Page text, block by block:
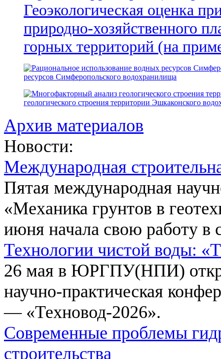
Геоэкологическая оценка
природно-хозяйственного
горных территорий (на
ресурсов Симферопольского водохранилища
геологического строения территории Эшкаконского
Архив материалов
Новости:
Международная
Пятая международная
«Механика грунтов в
июня начала свою работу в
Технологии чистой воды:
26 мая в ЮРГПУ(НПИ)
научно-практическая
— «Техновод-2026».
Современные проблемы
строительства